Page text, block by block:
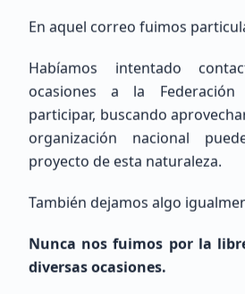
Eduardo
Sin Indicativo
Principiante (SWL /
México, CDMX, Ciudad
En aquel correo fuimos
Habíamos intentado
ocasiones a la
participar, buscando
organización nacional
proyecto de esta naturaleza.
También dejamos algo
Nunca nos fuimos por la
diversas ocasiones.